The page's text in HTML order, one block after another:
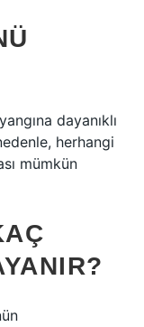
dayanıklı
herhangi
mümkün